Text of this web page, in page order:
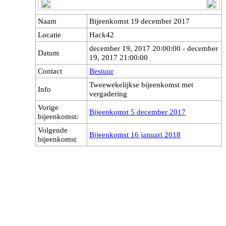
Naam
Bijeenkomst 19 december 2017
Locatie
Hack42
Datum
december 19, 2017 20:00:00 - december
19, 2017 21:00:00
Contact
Bestuur
Info
Tweewekelijkse bijeenkomst met
vergadering
Vorige
bijeenkomst:
Bijeenkomst 5 december 2017
Volgende
bijeenkomst
Bijeenkomst 16 januari 2018